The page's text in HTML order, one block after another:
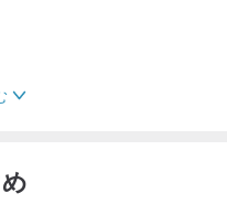
カン含まず）